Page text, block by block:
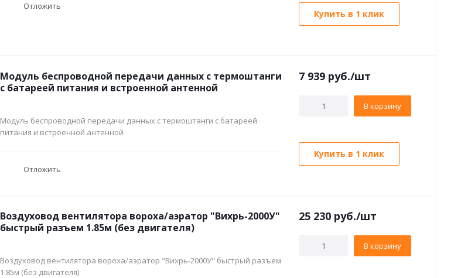
Отложить
Купить в 1 клик
Модуль беспроводной передачи данных с термоштанги
с батареей питания и встроенной антенной
Модуль беспроводной передачи данных с термоштанги с батареей
питания и встроенной антенной
Отложить
7 939 руб./шт
В корзину
Купить в 1 клик
Воздуховод вентилятора вороха/аэратор "Вихрь-2000У"
быстрый разъем 1.85м (без двигателя)
Воздуховод вентилятора вороха/аэратор "Вихрь-2000У" быстрый разъем
1.85м (без двигателя)
25 230 руб./шт
В корзину